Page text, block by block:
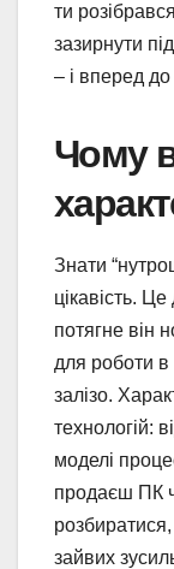
ти
зазирнути
– і вперед до
Чому
Знати
цікавість.
потягне він
для роботи
залізо.
технологій:
моделі
продаєш ПК
зайвих